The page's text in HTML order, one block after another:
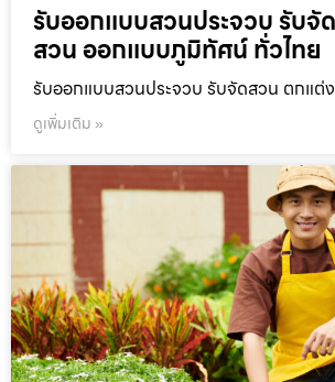
รับออกแบบสวนประจวบ รับจั
สวน ออกแบบภูมิทัศน์ ทั่วไทย
รับออกแบบสวนประจวบ รับจัดสวน ตกแต่
ดูเพิ่มเติม »